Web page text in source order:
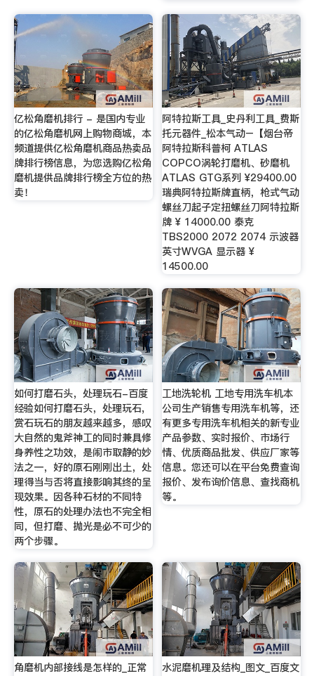
亿松角磨机排行 - 是国内专业
的亿松角磨机网上购物商城，本
频道提供亿松角磨机商品热卖品
牌排行榜信息，为您选购亿松角
磨机提供品牌排行榜全方位的热
卖！
阿特拉斯工具_史丹利工具_费斯
托元器件_松本气动–【烟台帝
阿特拉斯科普柯 ATLAS
COPCO涡轮打磨机、砂磨机
ATLAS GTG系列 ¥29400.00
瑞典阿特拉斯牌直柄，枪式气动
螺丝刀起子定扭螺丝刀阿特拉斯
牌 ¥ 14000.00 泰克
TBS2000 2072 2074 示波器
英寸WVGA 显示器 ¥
14500.00
如何打磨石头，处理玩石-百度
经验如何打磨石头，处理玩石,
赏石玩石的朋友越来越多，感叹
大自然的鬼斧神工的同时兼具修
身养性之功效，是闹市取静的妙
法之一，好的原石刚刚出土，处
理得当与否将直接影响其终的呈
现效果。因各种石材的不同特
性，原石的处理办法也不完全相
同，但打磨、抛光是必不可少的
两个步骤。
工地洗轮机 工地专用洗车机本
公司生产销售专用洗车机等，还
有更多专用洗车机相关的新专业
产品参数、实时报价、市场行
情、优质商品批发、供应厂家等
信息。您还可以在平台免费查询
报价、发布询价信息、查找商机
等。
角磨机内部接线是怎样的_正常
水泥磨机理及结构_图文_百度文